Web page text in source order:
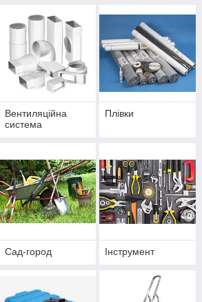
Вентиляційна
система
Плівки
Сад-город Інструмент